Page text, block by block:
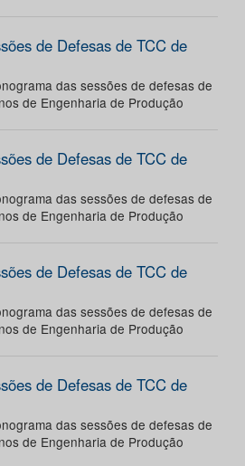
de Defesas de TCC de
das sessões de defesas de
de Engenharia de Produção
de Defesas de TCC de
das sessões de defesas de
de Engenharia de Produção
de Defesas de TCC de
das sessões de defesas de
de Engenharia de Produção
de Defesas de TCC de
das sessões de defesas de
de Engenharia de Produção